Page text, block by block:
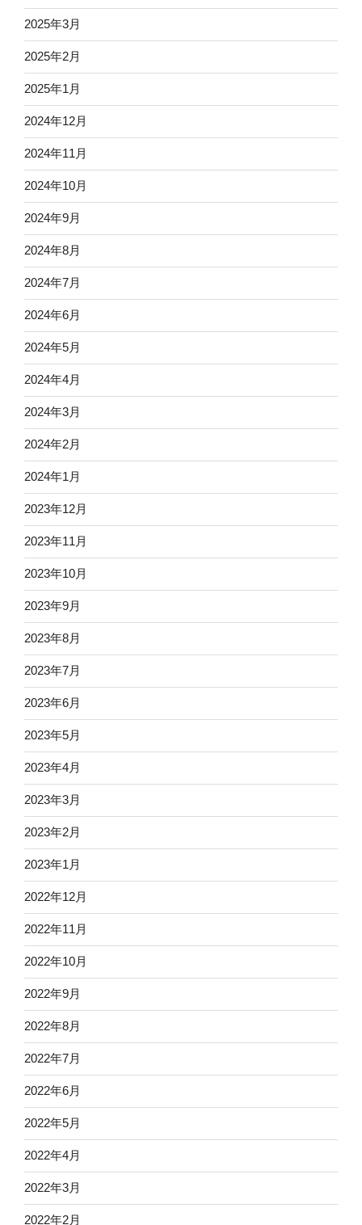
2025年3月
2025年2月
2025年1月
2024年12月
2024年11月
2024年10月
2024年9月
2024年8月
2024年7月
2024年6月
2024年5月
2024年4月
2024年3月
2024年2月
2024年1月
2023年12月
2023年11月
2023年10月
2023年9月
2023年8月
2023年7月
2023年6月
2023年5月
2023年4月
2023年3月
2023年2月
2023年1月
2022年12月
2022年11月
2022年10月
2022年9月
2022年8月
2022年7月
2022年6月
2022年5月
2022年4月
2022年3月
2022年2月